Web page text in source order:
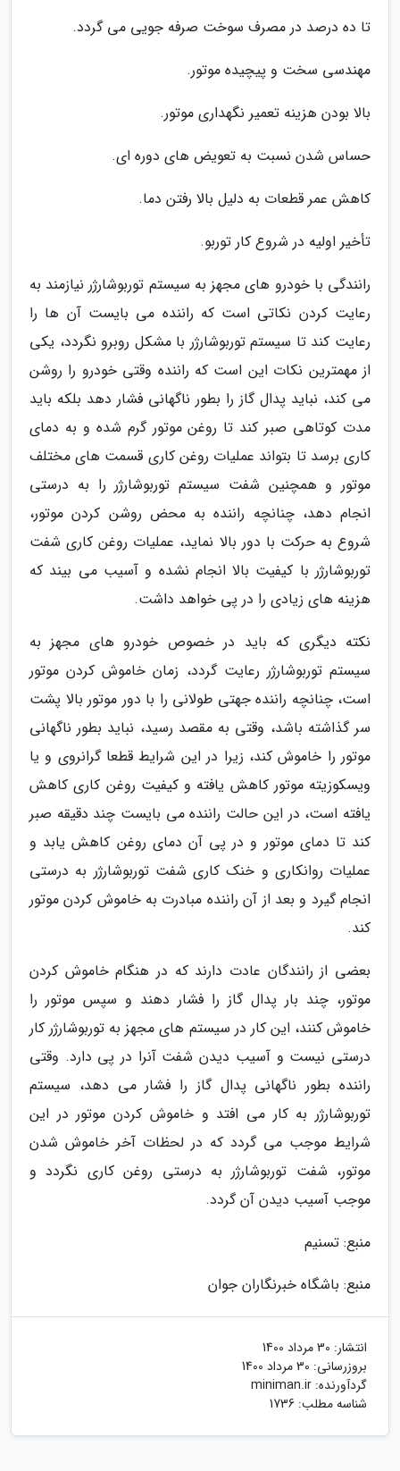
تا ده درصد در مصرف سوخت صرفه جویی می گردد.
مهندسی سخت و پیچیده موتور.
بالا بودن هزینه تعمیر نگهداری موتور.
حساس شدن نسبت به تعویض های دوره ای.
کاهش عمر قطعات به دلیل بالا رفتن دما.
تأخیر اولیه در شروع کار توربو.
رانندگی با خودرو های مجهز به سیستم توربوشارژر نیازمند به
رعایت کردن نکاتی است که راننده می بایست آن ها را
رعایت کند تا سیستم توربوشارژر با مشکل روبرو نگردد، یکی
از مهمترین نکات این است که راننده وقتی خودرو را روشن
می کند، نباید پدال گاز را بطور ناگهانی فشار دهد بلکه باید
مدت کوتاهی صبر کند تا روغن موتور گرم شده و به دمای
کاری برسد تا بتواند عملیات روغن کاری قسمت های مختلف
موتور و همچنین شفت سیستم توربوشارژر را به درستی
انجام دهد، چنانچه راننده به محض روشن کردن موتور،
شروع به حرکت با دور بالا نماید، عملیات روغن کاری شفت
توربوشارژر با کیفیت بالا انجام نشده و آسیب می بیند که
هزینه های زیادی را در پی خواهد داشت.
نکته دیگری که باید در خصوص خودرو های مجهز به
سیستم توربوشارژر رعایت گردد، زمان خاموش کردن موتور
است، چنانچه راننده جهتی طولانی را با دور موتور بالا پشت
سر گذاشته باشد، وقتی به مقصد رسید، نباید بطور ناگهانی
موتور را خاموش کند، زیرا در این شرایط قطعا گرانروی و یا
ویسکوزیته موتور کاهش یافته و کیفیت روغن کاری کاهش
یافته است، در این حالت راننده می بایست چند دقیقه صبر
کند تا دمای موتور و در پی آن دمای روغن کاهش یابد و
عملیات روانکاری و خنک کاری شفت توربوشارژر به درستی
انجام گیرد و بعد از آن راننده مبادرت به خاموش کردن موتور
کند.
بعضی از رانندگان عادت دارند که در هنگام خاموش کردن
موتور، چند بار پدال گاز را فشار دهند و سپس موتور را
خاموش کنند، این کار در سیستم های مجهز به توربوشارژر کار
درستی نیست و آسیب دیدن شفت آنرا در پی دارد. وقتی
راننده بطور ناگهانی پدال گاز را فشار می دهد، سیستم
توربوشارژر به کار می افتد و خاموش کردن موتور در این
شرایط موجب می گردد که در لحظات آخر خاموش شدن
موتور، شفت توربوشارژر به درستی روغن کاری نگردد و
موجب آسیب دیدن آن گردد.
منبع: تسنیم
منبع: باشگاه خبرنگاران جوان
انتشار: 30 مرداد 1400
بروزرسانی: 30 مرداد 1400
گردآورنده: miniman.ir
شناسه مطلب: 1736